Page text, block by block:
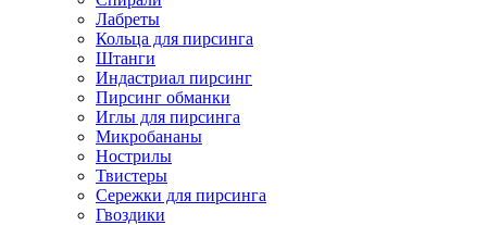
Лабреты
Кольца для пирсинга
Штанги
Индастриал пирсинг
Пирсинг обманки
Иглы для пирсинга
Микробананы
Нострилы
Твистеры
Сережки для пирсинга
Гвоздики